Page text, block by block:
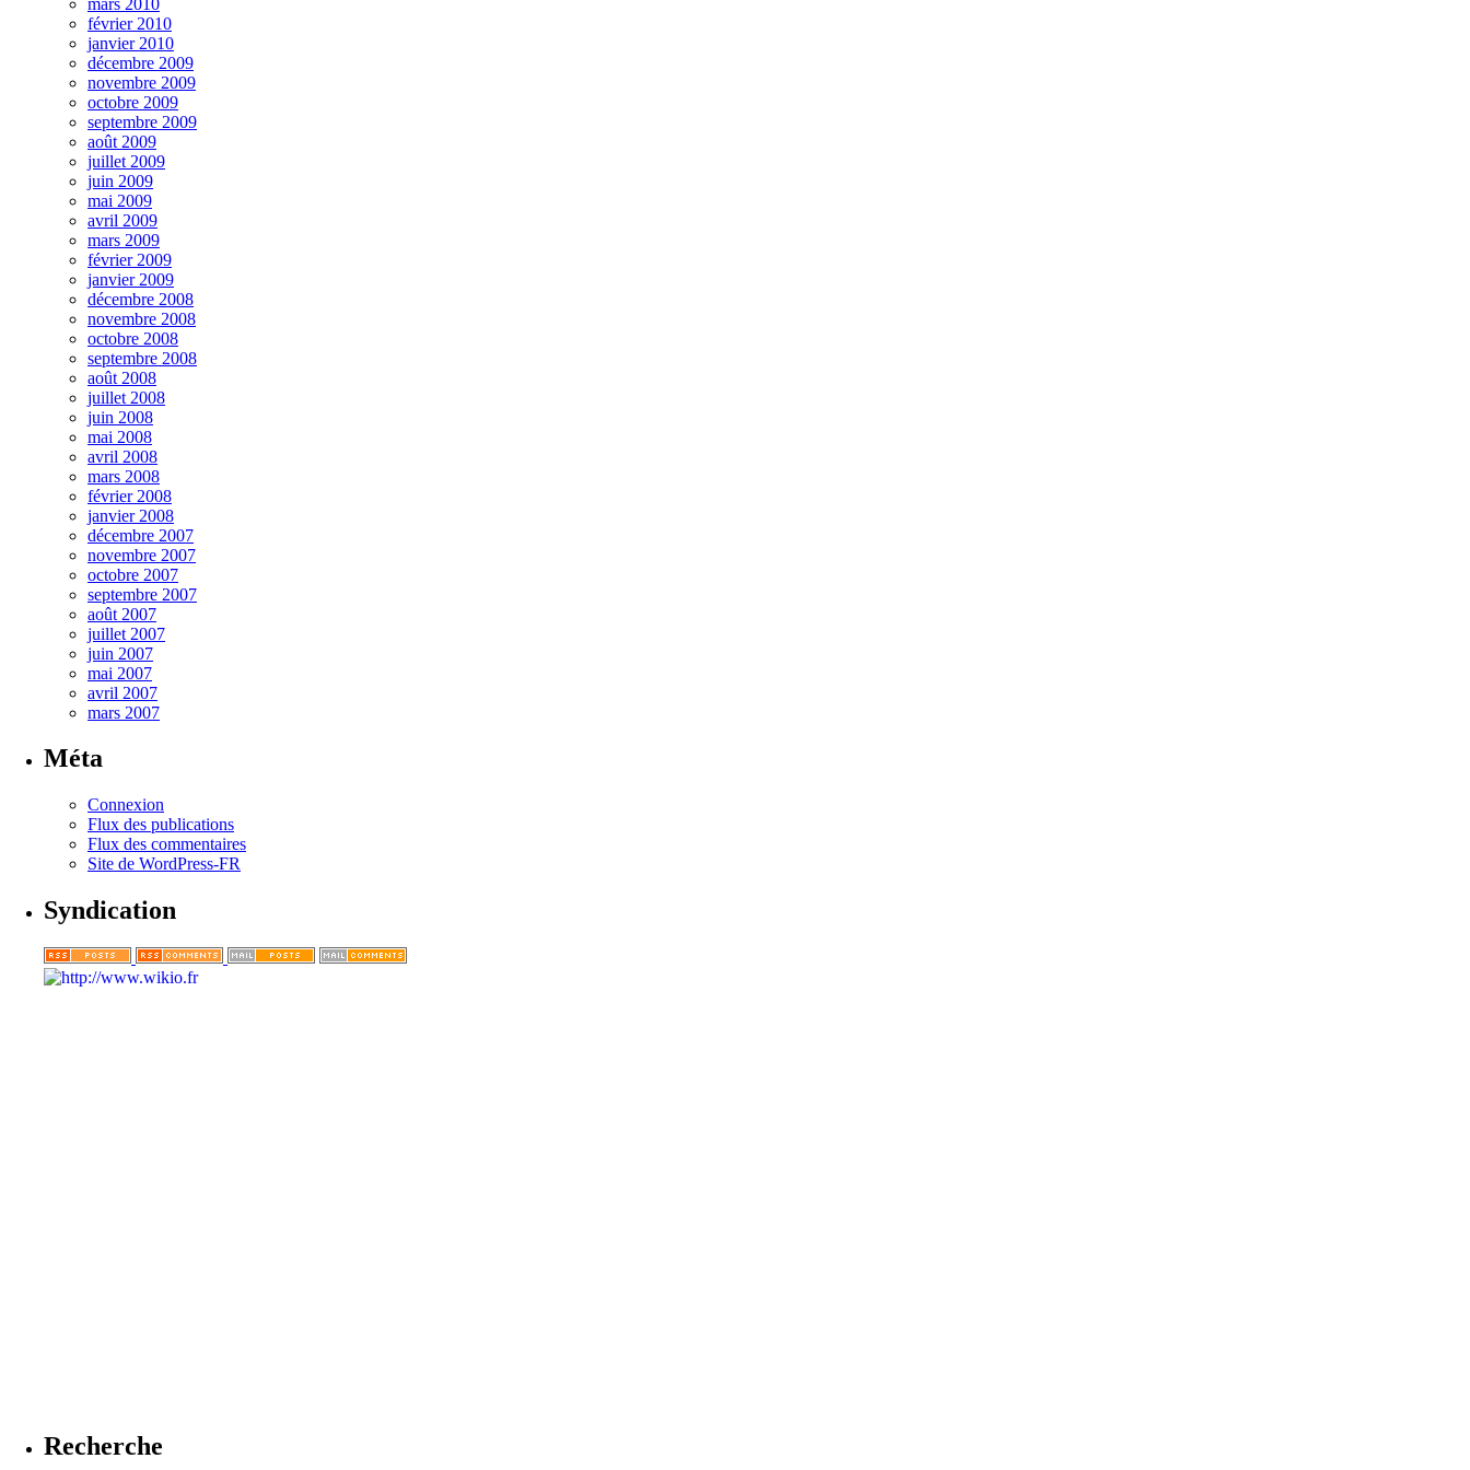
février 2010
janvier 2010
décembre 2009
novembre 2009
octobre 2009
septembre 2009
août 2009
juillet 2009
juin 2009
mai 2009
avril 2009
mars 2009
février 2009
janvier 2009
décembre 2008
novembre 2008
octobre 2008
septembre 2008
août 2008
juillet 2008
juin 2008
mai 2008
avril 2008
mars 2008
février 2008
janvier 2008
décembre 2007
novembre 2007
octobre 2007
septembre 2007
août 2007
juillet 2007
juin 2007
mai 2007
avril 2007
mars 2007
Méta
Connexion
Flux des publications
Flux des commentaires
Site de WordPress-FR
Syndication
Recherche